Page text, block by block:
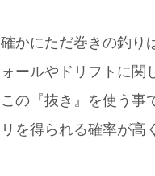
確かにただ巻きの釣り
ォールやドリフトに関
この『抜き』を使う事
リを得られる確率が高